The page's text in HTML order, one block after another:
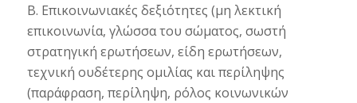
Β. Επικοινωνιακές δεξιότητες (μη λεκτική
επικοινωνία, γλώσσα του σώματος, σωστή
στρατηγική ερωτήσεων, είδη ερωτήσεων,
τεχνική ουδέτερης ομιλίας και περίληψης
(παράφραση, περίληψη, ρόλος κοινωνικών